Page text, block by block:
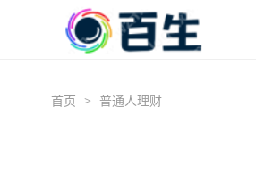
首页 > 普通人理财